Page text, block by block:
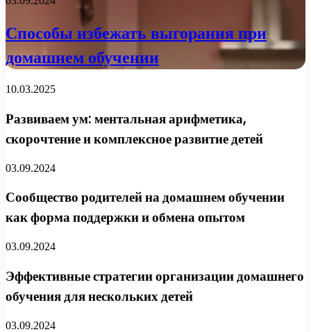
Способы избежать выгорания при
домашнем обучении
10.03.2025
Развиваем ум: ментальная арифметика,
скорочтение и комплексное развитие детей
03.09.2024
Сообщество родителей на домашнем обучении
как форма поддержки и обмена опытом
03.09.2024
Эффективные стратегии организации домашнего
обучения для нескольких детей
03.09.2024